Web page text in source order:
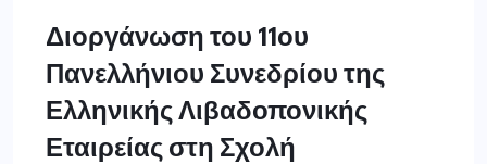
Διοργάνωση του 11ου
Πανελλήνιου Συνεδρίου της
Ελληνικής Λιβαδοπονικής
Εταιρείας στη Σχολή